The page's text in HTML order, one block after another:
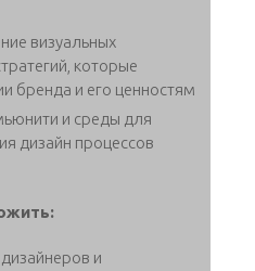
визуальных
которые
бренда и его ценностям
и среды для
дизайн процессов
и